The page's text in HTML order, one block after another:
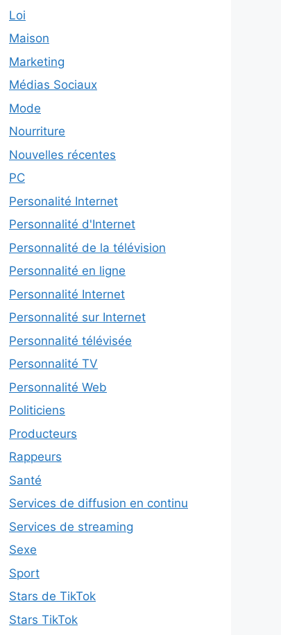
Loi
Maison
Marketing
Médias Sociaux
Mode
Nourriture
Nouvelles récentes
PC
Personalité Internet
Personnalité d'Internet
Personnalité de la télévision
Personnalité en ligne
Personnalité Internet
Personnalité sur Internet
Personnalité télévisée
Personnalité TV
Personnalité Web
Politiciens
Producteurs
Rappeurs
Santé
Services de diffusion en continu
Services de streaming
Sexe
Sport
Stars de TikTok
Stars TikTok